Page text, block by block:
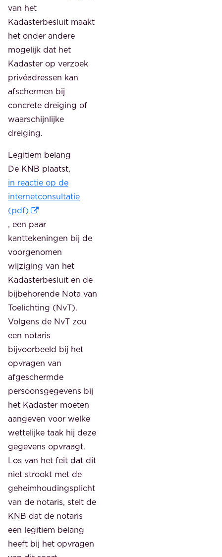
van het
Kadasterbesluit maakt
het onder andere
mogelijk dat het
Kadaster op verzoek
privéadressen kan
afschermen bij
concrete dreiging of
waarschijnlijke
dreiging.
Legitiem belang
De KNB plaatst,
in reactie op de
internetconsultatie
(pdf)
, een paar
kanttekeningen bij de
voorgenomen
wijziging van het
Kadasterbesluit en de
bijbehorende Nota van
Toelichting (NvT).
Volgens de NvT zou
een notaris
bijvoorbeeld bij het
opvragen van
afgeschermde
persoonsgegevens bij
het Kadaster moeten
aangeven voor welke
wettelijke taak hij deze
gegevens opvraagt.
Los van het feit dat dit
niet strookt met de
geheimhoudingsplicht
van de notaris, stelt de
KNB dat de notaris
een legitiem belang
heeft bij het opvragen